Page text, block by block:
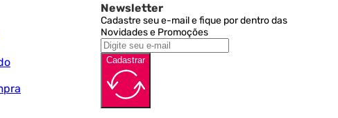
Newsletter
Cadastre seu e-mail e fique por dentro das
Novidades e Promoções
Cadastrar